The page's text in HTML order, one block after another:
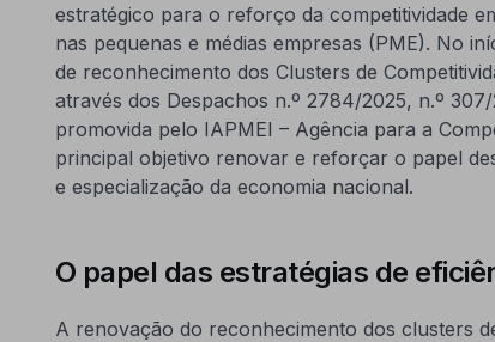
estratégico para o reforço da competitividade
nas pequenas e médias empresas (PME). No
de reconhecimento dos Clusters de
através dos Despachos n.º 2784/2025, n.º
promovida pelo IAPMEI – Agência para a
principal objetivo renovar e reforçar o papel
e especialização da economia nacional.
O papel das estratégias de
A renovação do reconhecimento dos clusters